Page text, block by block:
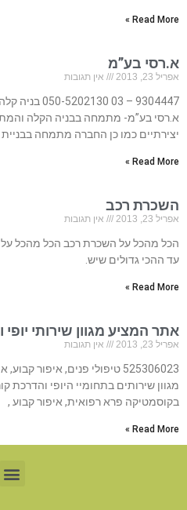
Read More »
א.רסי בע”מ
אפריל 23, 2013 אין תגובות
9304447 – 03
א.רסי בע”מ- מתמחה בבניה הקלה
יצירתיים כמו כן החברה מתמחה
Read More »
השכרת רכב
אפריל 23, 2013 אין תגובות
הכל מהכל על השכרת רכב הכל מהכל
עד ההכי גדולים שיש.
Read More »
אתר המציע מגוון שירותי יופי
אפריל 23, 2013 אין תגובות
525306023 טיפולי פנים,
מגוון שירותים בתחומיי היופי והדרכת
בקוסמטיקה פרא רפואית, איפור קבוע ,
Read More »